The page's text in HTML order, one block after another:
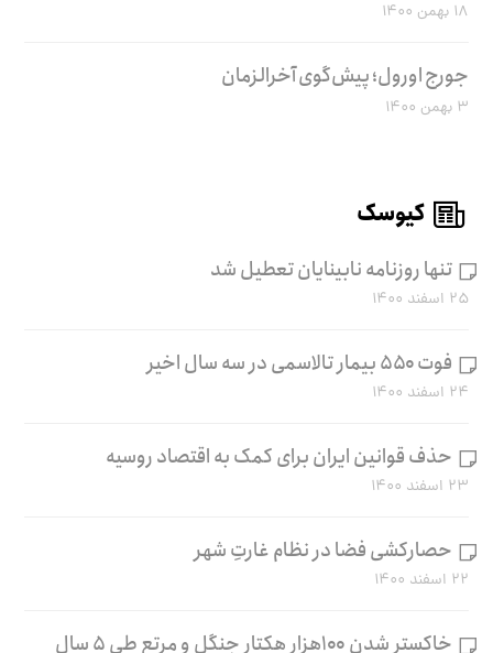
۱۸ بهمن ۱۴۰۰
جورج اورول؛ پیش‌گوی آخرالزمان
۳ بهمن ۱۴۰۰
کیوسک
تنها روزنامه نابینایان تعطیل شد
۲۵ اسفند ۱۴۰۰
فوت ۵۵۰ بیمار تالاسمی در سه سال اخیر
۲۴ اسفند ۱۴۰۰
حذف قوانین ایران برای کمک به اقتصاد روسیه
۲۳ اسفند ۱۴۰۰
حصارکشی فضا در نظام غارتِ شهر
۲۲ اسفند ۱۴۰۰
خاکستر شدن ۱۰۰هزار هکتار جنگل و مرتع طی ۵ سال